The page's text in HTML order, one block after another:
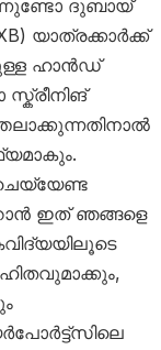
ദുബായ്
യാത്രക്കാർക്ക്
ഹാൻഡ്
ഇത് ഞങ്ങളെ